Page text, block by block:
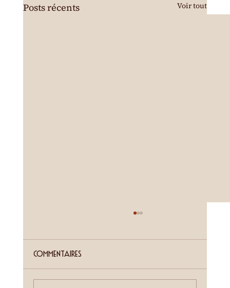
Posts récents Voir tout
Cour de la Ferme du Château Mercier
Entrée gratuite Restauration dès 19h00
Commentaires